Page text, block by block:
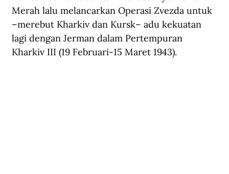
Merah lalu melancarkan Operasi Zvezda untuk
–merebut Kharkiv dan Kursk– adu kekuatan
lagi dengan Jerman dalam Pertempuran
Kharkiv III (19 Februari-15 Maret 1943).